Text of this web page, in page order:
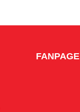
FANPAGE